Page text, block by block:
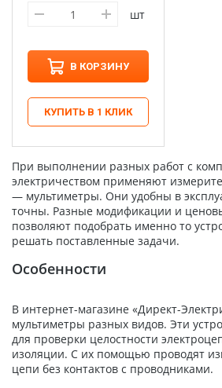
шт
В КОРЗИНУ
КУПИТЬ В 1 КЛИК
При выполнении разных работ с
электричеством применяют
— мультиметры. Они удобны в
точны. Разные модификации и
позволяют подобрать именно то
решать поставленные задачи.
Особенности
В интернет-магазине «Директ-
мультиметры разных видов. Эти
для проверки целостности
изоляции. С их помощью проводят
цепи без контактов с проводниками.